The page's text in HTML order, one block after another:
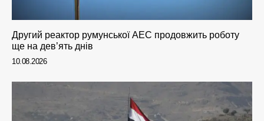
Другий реактор румунської АЕС продовжить роботу
ще на дев’ять днів
10.08.2026